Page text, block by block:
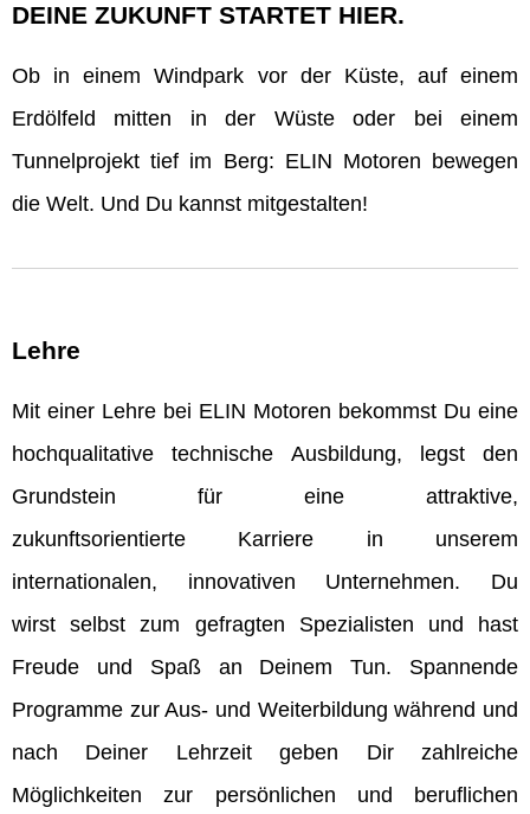
DEINE ZUKUNFT STARTET HIER.
Ob in einem Windpark vor der Küste, auf einem
Erdölfeld mitten in der Wüste oder bei einem
Tunnelprojekt tief im Berg: ELIN Motoren bewegen
die Welt. Und Du kannst mitgestalten!
Lehre
Mit einer Lehre bei ELIN Motoren bekommst Du eine
hochqualitative technische Ausbildung, legst den
Grundstein für eine attraktive,
zukunftsorientierte Karriere in unserem
internationalen, innovativen Unternehmen. Du
wirst selbst zum gefragten Spezialisten und hast
Freude und Spaß an Deinem Tun. Spannende
Programme zur Aus- und Weiterbildung während und
nach Deiner Lehrzeit geben Dir zahlreiche
Möglichkeiten zur persönlichen und beruflichen